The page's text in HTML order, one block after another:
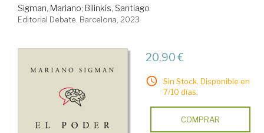
Sigman, Mariano; Bilinkis, Santiago
Editorial Debate. Barcelona, 2023
20,90 €
Sin Stock. Disponible en
7/10 días.
COMPRAR